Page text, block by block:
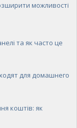
можливості
та як часто це
для домашнего
коштів: як